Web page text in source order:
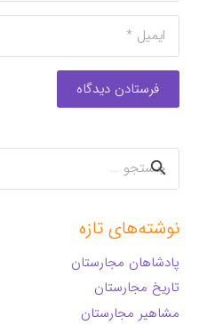
فرستادن دیدگاه
جستجو
برای:
نوشته‌های تازه
پادشاهان مجارستان
تاریخ مجارستان
مشاهیر مجارستان